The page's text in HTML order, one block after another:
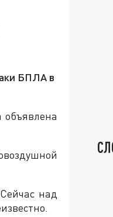
БПЛА в
над